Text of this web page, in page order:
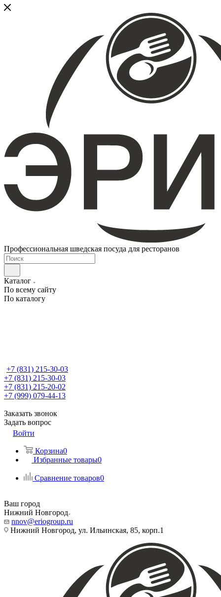
Профессиональная шведская посуда для ресторанов
Каталог
По всему сайту
По каталогу
+7 (831) 215-30-03
+7 (831) 215-30-03
+7 (831) 215-20-02
+7 (999) 079-44-13
Заказать звонок
Задать вопрос
Войти
Корзина0
Избранные товары0
Сравнение товаров0
Ваш город
Нижний Новгород
nnov@eriogroup.ru
Нижний Новгород, ул. Ильинская, 85, корп.1